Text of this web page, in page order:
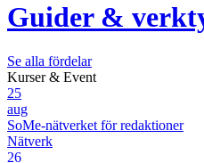
Guider &
Se alla fördelar
Kurser & Event
25
aug
SoMe-nätverket för redaktioner
Nätverk
26